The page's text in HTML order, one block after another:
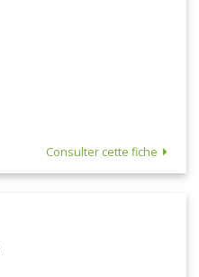
Consulter cette fiche